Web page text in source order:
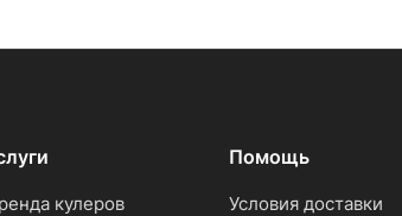
кулеров
Помощь
Условия доставки